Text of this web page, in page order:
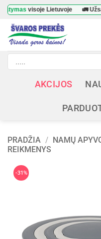
Skip
content
visoje Lietuvoje 🚛
Products
search
AKCIJOS
PRADŽIA / NAMŲ
REIKMENYS
-31%